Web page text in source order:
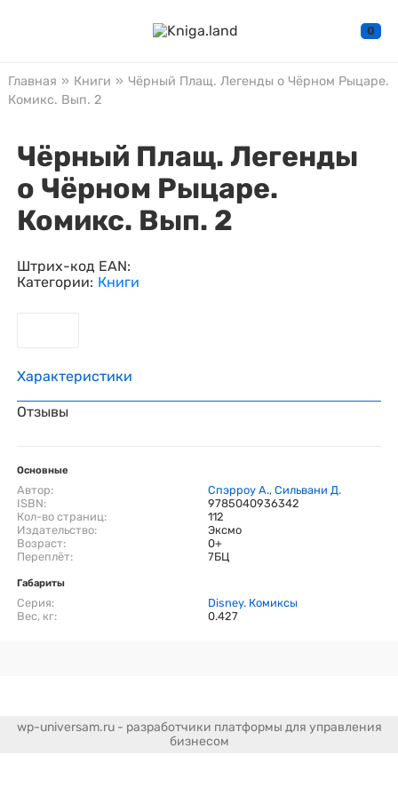
0
Главная » Книги » Чёрный Плащ. Легенды о Чёрном Рыцаре.
Комикс. Вып. 2
Чёрный Плащ. Легенды
о Чёрном Рыцаре.
Комикс. Вып. 2
Штрих-код EAN:
Категории: Книги
Характеристики
Отзывы
Основные
Автор:
Спэрроу А., Сильвани Д.
ISBN:
9785040936342
Кол-во страниц:
112
Издательство:
Эксмо
Возраст:
0+
Переплёт:
7БЦ
Габариты
Серия:
Disney. Комиксы
Вес, кг:
0.427
wp-universam.ru - разработчики платформы для управления
бизнесом